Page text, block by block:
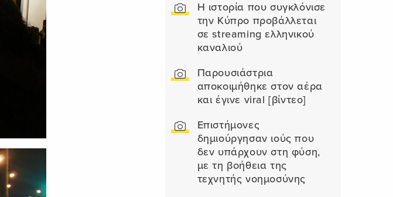
Η ιστορία που συγκλόνισε
την Κύπρο προβάλλεται
σε streaming ελληνικού
καναλιού
Παρουσιάστρια
αποκοιμήθηκε στον αέρα
και έγινε viral [βίντεο]
Επιστήμονες
δημιούργησαν ιούς που
δεν υπάρχουν στη φύση,
με τη βοήθεια της
τεχνητής νοημοσύνης